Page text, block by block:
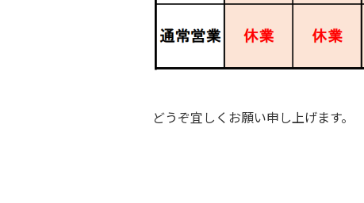
どうぞ宜しくお願い申し上げます。